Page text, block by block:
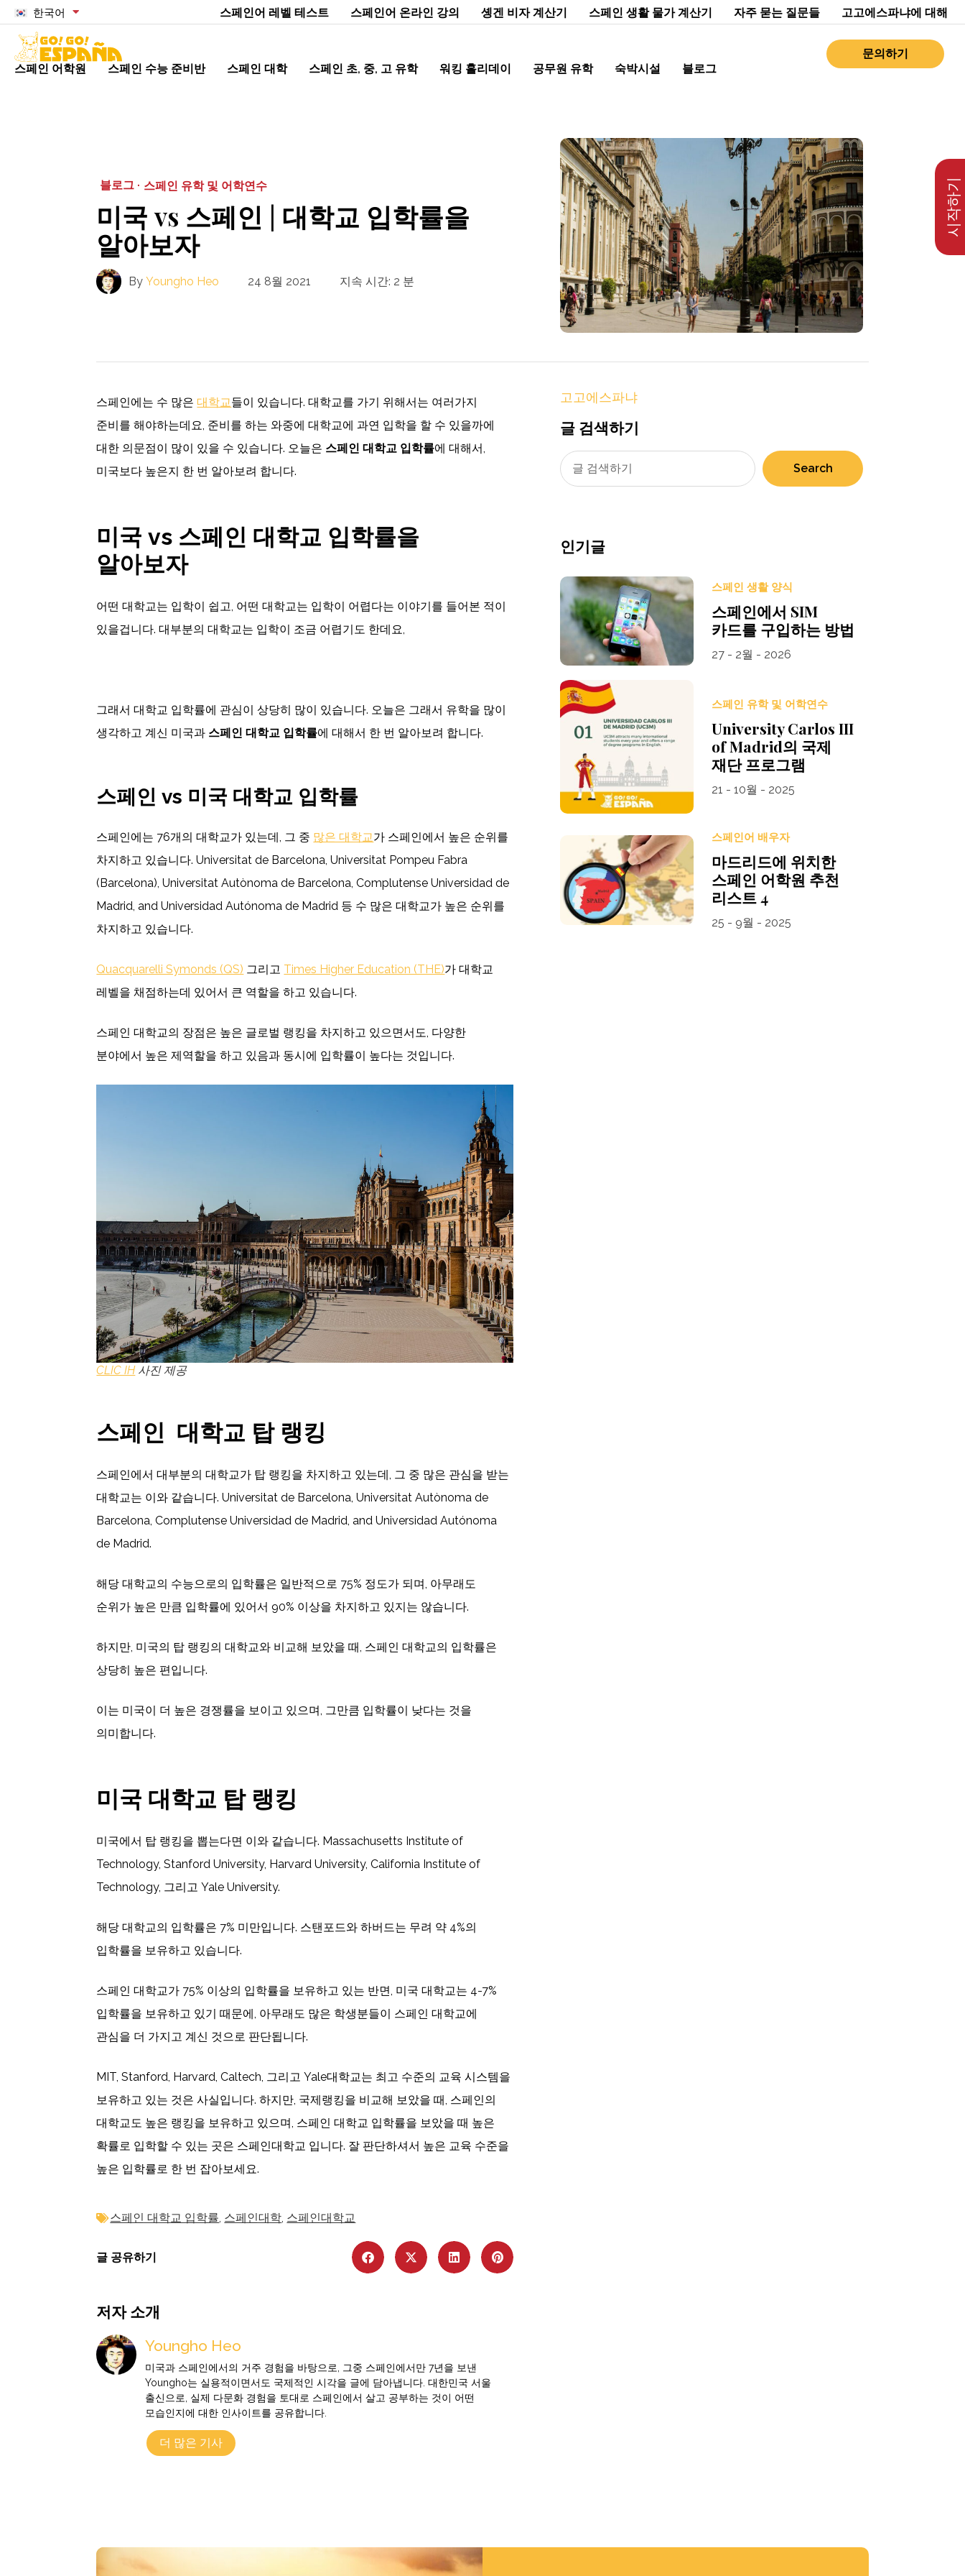
한국어 스페인어 레벨 테스트 스페인어 온라인 강의 솅겐 비자 계산기 스페인 생활 물가 계산기 자주 묻는 질문들 고고에스파냐에 대해
스페인 어학원 스페인 수능 준비반 스페인 대학 스페인 초, 중, 고 유학 워킹 홀리데이 공무원 유학 숙박시설 블로그
문의하기
시작하기
블로그 · 스페인 유학 및 어학연수
미국 vs 스페인 | 대학교 입학률을
알아보자
By Youngho Heo 24 8월 2021 지속 시간: 2 분
스페인에는 수 많은대학교들이 있습니다. 대학교를 가기 위해서는 여러가지
준비를 해야하는데요, 준비를 하는 와중에 대학교에 과연 입학을 할 수 있을까에
대한 의문점이 많이 있을 수 있습니다. 오늘은 스페인 대학교 입학률에 대해서,
미국보다 높은지 한 번 알아보려 합니다.
미국 vs 스페인 대학교 입학률을
알아보자
어떤 대학교는 입학이 쉽고, 어떤 대학교는 입학이 어렵다는 이야기를 들어본 적이
있을겁니다. 대부분의 대학교는 입학이 조금 어렵기도 한데요,
그래서 대학교 입학률에 관심이 상당히 많이 있습니다. 오늘은 그래서 유학을 많이
생각하고 계신 미국과 스페인 대학교 입학률에 대해서 한 번 알아보려 합니다.
스페인 vs 미국 대학교 입학률
스페인에는 76개의 대학교가 있는데, 그 중 많은 대학교가 스페인에서 높은 순위를
차지하고 있습니다. Universitat de Barcelona, Universitat Pompeu Fabra
(Barcelona), Universitat Autònoma de Barcelona, Complutense Universidad de
Madrid, and Universidad Autónoma de Madrid 등 수 많은 대학교가 높은 순위를
차지하고 있습니다.
Quacquarelli Symonds (QS) 그리고 Times Higher Education (THE)가 대학교
레벨을 채점하는데 있어서 큰 역할을 하고 있습니다.
스페인 대학교의 장점은 높은 글로벌 랭킹을 차지하고 있으면서도, 다양한
분야에서 높은 제역할을 하고 있음과 동시에 입학률이 높다는 것입니다.
CLIC IH사진 제공
스페인 대학교 탑 랭킹
스페인에서 대부분의 대학교가 탑 랭킹을 차지하고 있는데, 그 중 많은 관심을 받는
대학교는 이와 같습니다. Universitat de Barcelona, Universitat Autònoma de
Barcelona, Complutense Universidad de Madrid, and Universidad Autónoma
de Madrid.
해당 대학교의 수능으로의 입학률은 일반적으로 75% 정도가 되며, 아무래도
순위가 높은 만큼 입학률에 있어서 90% 이상을 차지하고 있지는 않습니다.
하지만, 미국의 탑 랭킹의 대학교와 비교해 보았을 때, 스페인 대학교의 입학률은
상당히 높은 편입니다.
이는 미국이 더 높은 경쟁률을 보이고 있으며, 그만큼 입학률이 낮다는 것을
의미합니다.
미국 대학교 탑 랭킹
미국에서 탑 랭킹을 뽑는다면 이와 같습니다. Massachusetts Institute of
Technology, Stanford University, Harvard University, California Institute of
Technology, 그리고 Yale University.
해당 대학교의 입학률은 7% 미만입니다. 스탠포드와 하버드는 무려 약 4%의
입학률을 보유하고 있습니다.
스페인 대학교가 75% 이상의 입학률을 보유하고 있는 반면, 미국 대학교는 4-7%
입학률을 보유하고 있기 때문에, 아무래도 많은 학생분들이 스페인 대학교에
관심을 더 가지고 계신 것으로 판단됩니다.
MIT, Stanford, Harvard, Caltech, 그리고 Yale대학교는 최고 수준의 교육 시스템을
보유하고 있는 것은 사실입니다. 하지만, 국제랭킹을 비교해 보았을 때, 스페인의
대학교도 높은 랭킹을 보유하고 있으며, 스페인 대학교 입학률을 보았을 때 높은
확률로 입학할 수 있는 곳은 스페인대학교 입니다. 잘 판단하셔서 높은 교육 수준을
높은 입학률로 한 번 잡아보세요.
스페인 대학교 입학률, 스페인대학, 스페인대학교
글 공유하기
저자 소개
Youngho Heo
미국과 스페인에서의 거주 경험을 바탕으로, 그중 스페인에서만 7년을 보낸
Youngho는 실용적이면서도 국제적인 시각을 글에 담아냅니다. 대한민국 서울
출신으로, 실제 다문화 경험을 토대로 스페인에서 살고 공부하는 것이 어떤
모습인지에 대한 인사이트를 공유합니다.
더 많은 기사
고고에스파냐
글 검색하기
Search
인기글
스페인 생활 양식
스페인에서 SIM
카드를 구입하는 방법
27 - 2월 - 2026
스페인 유학 및 어학연수
University Carlos III
of Madrid의 국제
재단 프로그램
21 - 10월 - 2025
스페인어 배우자
마드리드에 위치한
스페인 어학원 추천
리스트 4
25 - 9월 - 2025